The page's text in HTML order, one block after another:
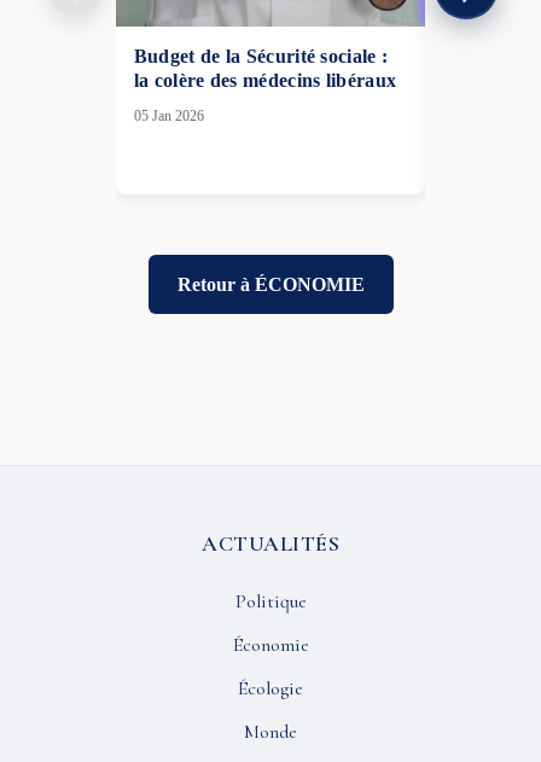
Budget de la Sécurité sociale :
la colère des médecins libéraux
05 Jan 2026
Retour à ÉCONOMIE
ACTUALITÉS
Politique
Économie
Écologie
Monde